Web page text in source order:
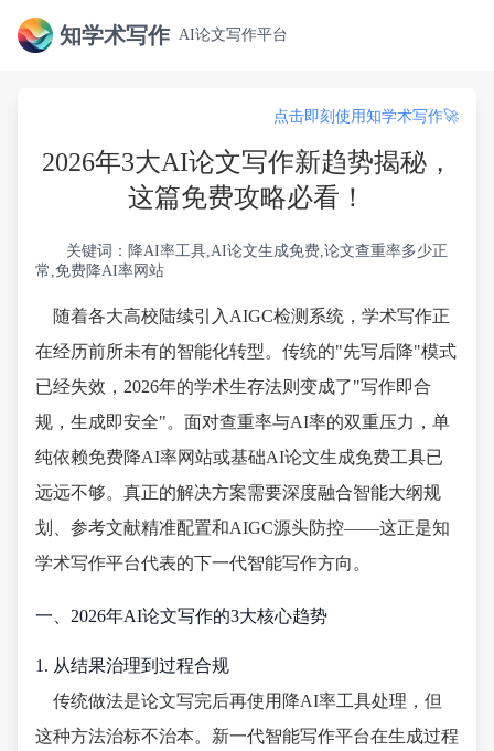
知学术写作 AI论文写作平台
点击即刻使用知学术写作🚀
2026年3大AI论文写作新趋势揭秘，
这篇免费攻略必看！
关键词：降AI率工具,AI论文生成免费,论文查重率多少正
常,免费降AI率网站
随着各大高校陆续引入AIGC检测系统，学术写作正
在经历前所未有的智能化转型。传统的"先写后降"模式
已经失效，2026年的学术生存法则变成了"写作即合
规，生成即安全"。面对查重率与AI率的双重压力，单
纯依赖免费降AI率网站或基础AI论文生成免费工具已
远远不够。真正的解决方案需要深度融合智能大纲规
划、参考文献精准配置和AIGC源头防控——这正是知
学术写作平台代表的下一代智能写作方向。
一、2026年AI论文写作的3大核心趋势
1. 从结果治理到过程合规
传统做法是论文写完后再使用降AI率工具处理，但
这种方法治标不治本。新一代智能写作平台在生成过程